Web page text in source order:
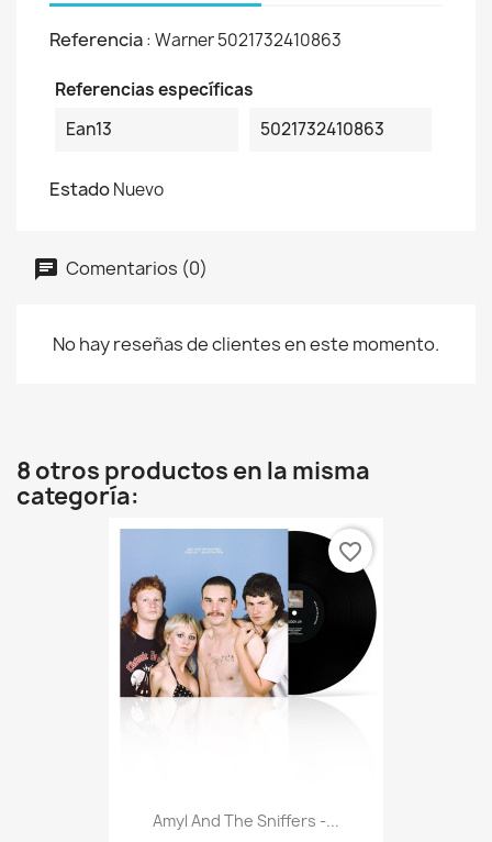
Referencia: Warner 5021732410863
Referencias específicas
Ean13
5021732410863
EstadoNuevo
Comentarios (0)
No hay reseñas de clientes en este momento.
8 otros productos en la misma
categoría:
Amyl And The Sniffers -...
favorite_border